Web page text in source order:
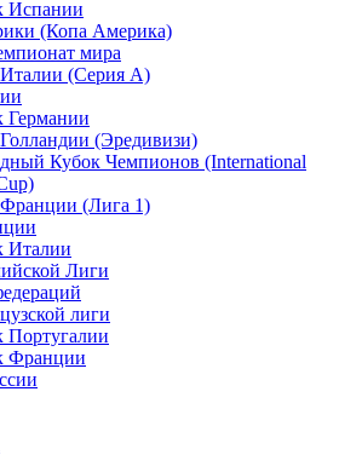
Испании
(Копа Америка)
мира
(Серия А)
Германии
(Эредивизи)
Кубок Чемпионов (International
(Лига 1)
Италии
Лиги
лиги
Португалии
Франции